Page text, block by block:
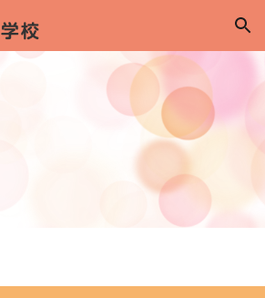
Skip to navigation